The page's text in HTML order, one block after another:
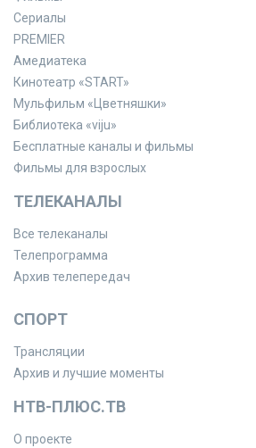
Сериалы
PREMIER
Амедиатека
Кинотеатр «START»
Мульфильм «Цветняшки»
Библиотека «viju»
Бесплатные каналы и фильмы
Фильмы для взрослых
ТЕЛЕКАНАЛЫ
Все телеканалы
Телепрограмма
Архив телепередач
СПОРТ
Трансляции
Архив и лучшие моменты
НТВ-ПЛЮС.ТВ
О проекте